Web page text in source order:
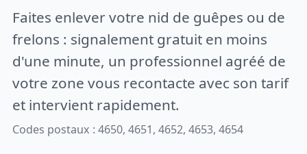
Faites enlever votre nid de guêpes ou de
frelons : signalement gratuit en moins
d'une minute, un professionnel agréé de
votre zone vous recontacte avec son tarif
et intervient rapidement.
Codes postaux : 4650, 4651, 4652, 4653, 4654